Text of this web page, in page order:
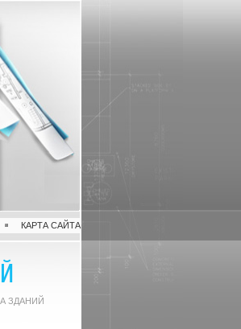
КАРТА САЙТА
ЗДАНИЙ